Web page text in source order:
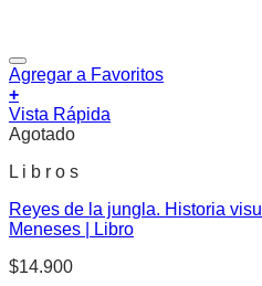
Agregar a Favoritos
+
Vista Rápida
Agotado
L i b r o s
Reyes de la jungla. Historia
Meneses | Libro
$14.900